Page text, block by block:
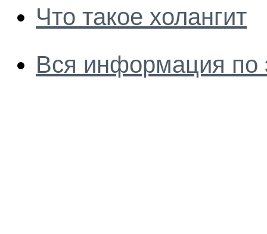
Что такое холангит
Вся информация по